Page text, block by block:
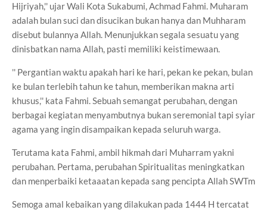
Hijriyah,'' ujar Wali Kota Sukabumi, Achmad Fahmi. Muharam
adalah bulan suci dan disucikan bukan hanya dan Muhharam
disebut bulannya Allah. Menunjukkan segala sesuatu yang
dinisbatkan nama Allah, pasti memiliki keistimewaan.
'' Pergantian waktu apakah hari ke hari, pekan ke pekan, bulan
ke bulan terlebih tahun ke tahun, memberikan makna arti
khusus,'' kata Fahmi. Sebuah semangat perubahan, dengan
berbagai kegiatan menyambutnya bukan seremonial tapi syiar
agama yang ingin disampaikan kepada seluruh warga.
Terutama kata Fahmi, ambil hikmah dari Muharram yakni
perubahan. Pertama, perubahan Spiritualitas meningkatkan
dan menperbaiki ketaaatan kepada sang pencipta Allah SWTm
Semoga amal kebaikan yang dilakukan pada 1444 H tercatat